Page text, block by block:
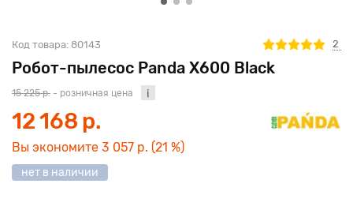
Робот-пылесос Panda X600 Black
Код товара: 80143 2
15 225 р. - розничная цена
12 168 р.
Вы экономите 3 057 р. (21 %)
нет в наличии